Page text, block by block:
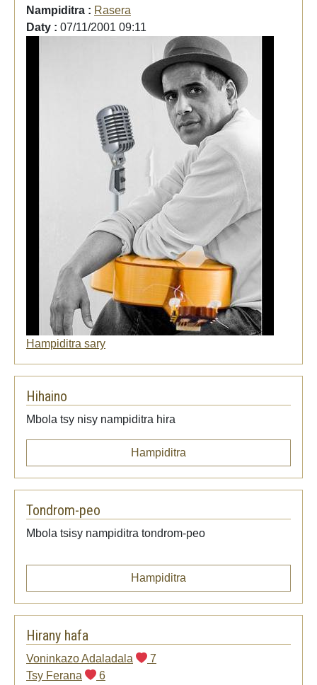
Nampiditra : Rasera
Daty : 07/11/2001 09:11
Hampiditra sary
Hihaino
Mbola tsy nisy nampiditra hira
Hampiditra
Tondrom-peo
Mbola tsisy nampiditra tondrom-peo
Hampiditra
Hirany hafa
Voninkazo Adaladala
7
Tsy Ferana
6